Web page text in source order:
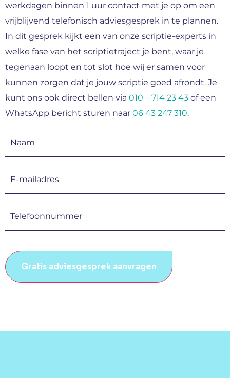
werkdagen binnen 1 uur contact met je op om een
vrijblijvend telefonisch adviesgesprek in te plannen.
In dit gesprek kijkt een van onze scriptie-experts in
welke fase van het scriptietraject je bent, waar je
tegenaan loopt en tot slot hoe wij er samen voor
kunnen zorgen dat je jouw scriptie goed afrondt. Je
kunt ons ook direct bellen via 010 – 714 23 43 of een
WhatsApp bericht sturen naar 06 43 247 310.